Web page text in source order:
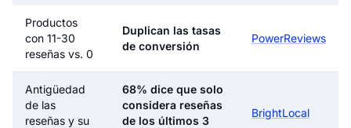
Productos
con 11-30
reseñas vs. 0
Duplican las tasas
de conversión
PowerReviews
Antigüedad
de las
reseñas y su
68% dice que solo
considera reseñas
de los últimos 3
BrightLocal